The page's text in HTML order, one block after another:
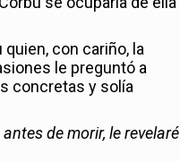
con cariño, la
le preguntó a
concretas y solía
de morir, le revelaré